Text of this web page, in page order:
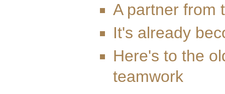
A partner from
It's already
Here's to the
teamwork